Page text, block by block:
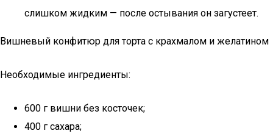
слишком жидким — после остывания он загустеет.
Вишневый конфитюр для торта с крахмалом и желатином
Необходимые ингредиенты:
600 г вишни без косточек;
400 г сахара;